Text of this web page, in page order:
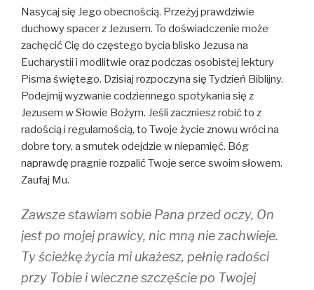
Nasycaj się Jego obecnością. Przeżyj prawdziwie
duchowy spacer z Jezusem. To doświadczenie może
zachęcić Cię do częstego bycia blisko Jezusa na
Eucharystii i modlitwie oraz podczas osobistej lektury
Pisma świętego. Dzisiaj rozpoczyna się Tydzień Biblijny.
Podejmij wyzwanie codziennego spotykania się z
Jezusem w Słowie Bożym. Jeśli zaczniesz robić to z
radością i regularnością, to Twoje życie znowu wróci na
dobre tory, a smutek odejdzie w niepamięć. Bóg
naprawdę pragnie rozpalić Twoje serce swoim słowem.
Zaufaj Mu.
Zawsze stawiam sobie Pana przed oczy, On
jest po mojej prawicy, nic mną nie zachwieje.
Ty ścieżkę życia mi ukażesz, pełnię radości
przy Tobie i wieczne szczęście po Twojej